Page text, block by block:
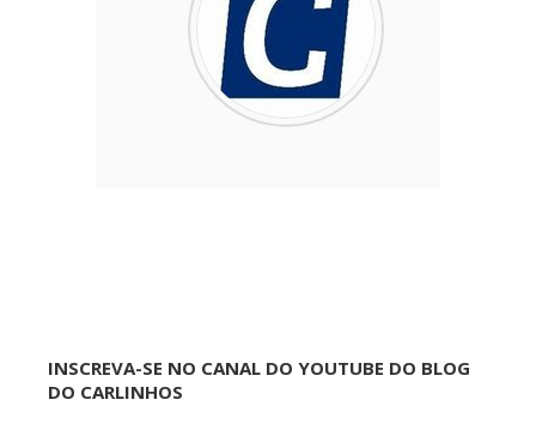
INSCREVA-SE NO CANAL DO YOUTUBE DO BLOG
DO CARLINHOS